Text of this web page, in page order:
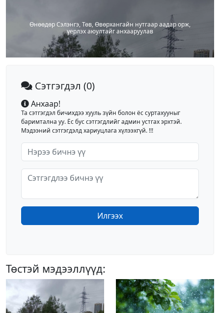
Өнөөдөр Сэлэнгэ, Төв, Өвөрхангайн нутгаар аадар орж,
үерлэх аюултайг анхааруулав
Сэтгэгдэл (0)
Анхаар!
Та сэтгэгдэл бичихдээ хууль зүйн болон ёс суртахууныг
баримтална уу. Ёс бус сэтгэгдлийг админ устгах эрхтэй.
Мэдээний сэтгэгдэлд хариуцлага хүлээхгүй. !!!
Илгээх
Төстэй мэдээллүүд: